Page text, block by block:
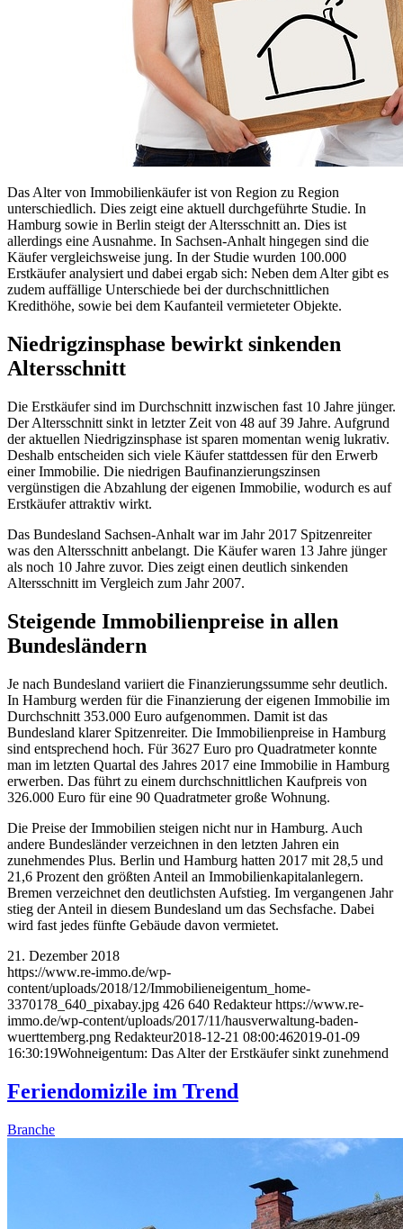
Das Alter von Immobilienkäufer ist von Region zu Region
unterschiedlich. Dies zeigt eine aktuell durchgeführte Studie. In
Hamburg sowie in Berlin steigt der Altersschnitt an. Dies ist
allerdings eine Ausnahme. In Sachsen-Anhalt hingegen sind die
Käufer vergleichsweise jung. In der Studie wurden 100.000
Erstkäufer analysiert und dabei ergab sich: Neben dem Alter gibt es
zudem auffällige Unterschiede bei der durchschnittlichen
Kredithöhe, sowie bei dem Kaufanteil vermieteter Objekte.
Niedrigzinsphase bewirkt sinkenden
Altersschnitt
Die Erstkäufer sind im Durchschnitt inzwischen fast 10 Jahre jünger.
Der Altersschnitt sinkt in letzter Zeit von 48 auf 39 Jahre. Aufgrund
der aktuellen Niedrigzinsphase ist sparen momentan wenig lukrativ.
Deshalb entscheiden sich viele Käufer stattdessen für den Erwerb
einer Immobilie. Die niedrigen Baufinanzierungszinsen
vergünstigen die Abzahlung der eigenen Immobilie, wodurch es auf
Erstkäufer attraktiv wirkt.
Das Bundesland Sachsen-Anhalt war im Jahr 2017 Spitzenreiter
was den Altersschnitt anbelangt. Die Käufer waren 13 Jahre jünger
als noch 10 Jahre zuvor. Dies zeigt einen deutlich sinkenden
Altersschnitt im Vergleich zum Jahr 2007.
Steigende Immobilienpreise in allen
Bundesländern
Je nach Bundesland variiert die Finanzierungssumme sehr deutlich.
In Hamburg werden für die Finanzierung der eigenen Immobilie im
Durchschnitt 353.000 Euro aufgenommen. Damit ist das
Bundesland klarer Spitzenreiter. Die Immobilienpreise in Hamburg
sind entsprechend hoch. Für 3627 Euro pro Quadratmeter konnte
man im letzten Quartal des Jahres 2017 eine Immobilie in Hamburg
erwerben. Das führt zu einem durchschnittlichen Kaufpreis von
326.000 Euro für eine 90 Quadratmeter große Wohnung.
Die Preise der Immobilien steigen nicht nur in Hamburg. Auch
andere Bundesländer verzeichnen in den letzten Jahren ein
zunehmendes Plus. Berlin und Hamburg hatten 2017 mit 28,5 und
21,6 Prozent den größten Anteil an Immobilienkapitalanlegern.
Bremen verzeichnet den deutlichsten Aufstieg. Im vergangenen Jahr
stieg der Anteil in diesem Bundesland um das Sechsfache. Dabei
wird fast jedes fünfte Gebäude davon vermietet.
21. Dezember 2018
https://www.re-immo.de/wp-
content/uploads/2018/12/Immobilieneigentum_home-
3370178_640_pixabay.jpg 426 640 Redakteur https://www.re-
immo.de/wp-content/uploads/2017/11/hausverwaltung-baden-
wuerttemberg.png Redakteur2018-12-21 08:00:462019-01-09
16:30:19Wohneigentum: Das Alter der Erstkäufer sinkt zunehmend
Feriendomizile im Trend
Branche